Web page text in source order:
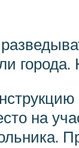
на